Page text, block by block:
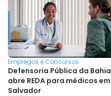
Empregos e Concursos
Defensoria Pública da Bahia
abre REDA para médicos em
Salvador